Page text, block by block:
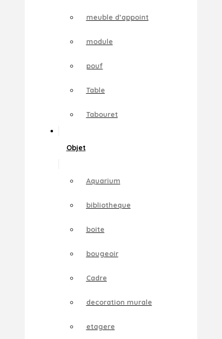
meuble d’appoint
module
pouf
Table
Tabouret
Objet
Aquarium
bibliotheque
boite
bougeoir
Cadre
decoration murale
etagere